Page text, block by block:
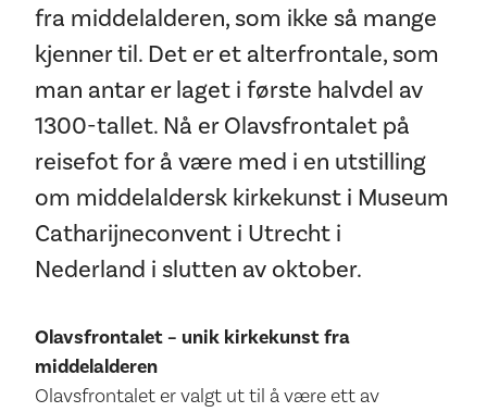
fra middelalderen, som ikke så mange
kjenner til. Det er et alterfrontale, som
man antar er laget i første halvdel av
1300-tallet. Nå er Olavsfrontalet på
reisefot for å være med i en utstilling
om middelaldersk kirkekunst i Museum
Catharijneconvent i Utrecht i
Nederland i slutten av oktober.
Olavsfrontalet – unik kirkekunst fra
middelalderen
Olavsfrontalet er valgt ut til å være ett av